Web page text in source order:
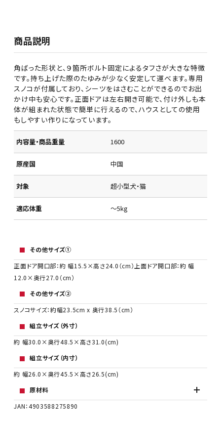
商品説明
角ばった形状と、９箇所ボルト固定によるタフさが大きな特徴
です。持ち上げた際のたゆみが少なく安定して運べます。専用
スノコが付属しており、シーツをはさむことができるのでお出
かけ中も安心です。正面ドアは左右開き可能で、付け外しも本
体が組まれた状態で簡単に行えるので、ハウスとしての使用
もしやすい作りになっています。
内容量・商品重量 1600
原産国 中国
対象 超小型犬・猫
適応体重 ～5kg
その他サイズ①
正面ドア開口部：約 幅15.5×高さ24.0（cm）上面ドア開口部：約 幅
12.0×奥行27.0（cm）
その他サイズ②
スノコサイズ：約幅23.5cm x 奥行38.5（cm）
組立サイズ（外寸）
約 幅30.0×奥行48.5×高さ31.0(cm)
組立サイズ（内寸）
約 幅26.0×奥行45.5×高さ26.5(cm)
原材料
JAN：4903588275890